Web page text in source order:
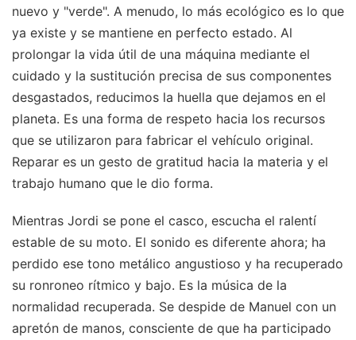
nuevo y "verde". A menudo, lo más ecológico es lo que
ya existe y se mantiene en perfecto estado. Al
prolongar la vida útil de una máquina mediante el
cuidado y la sustitución precisa de sus componentes
desgastados, reducimos la huella que dejamos en el
planeta. Es una forma de respeto hacia los recursos
que se utilizaron para fabricar el vehículo original.
Reparar es un gesto de gratitud hacia la materia y el
trabajo humano que le dio forma.
Mientras Jordi se pone el casco, escucha el ralentí
estable de su moto. El sonido es diferente ahora; ha
perdido ese tono metálico angustioso y ha recuperado
su ronroneo rítmico y bajo. Es la música de la
normalidad recuperada. Se despide de Manuel con un
apretón de manos, consciente de que ha participado